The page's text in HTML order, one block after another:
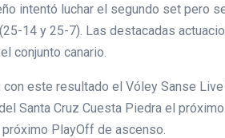
intentó luchar el segundo set pero
14 y 25-7). Las destacadas
conjunto canario.
con este resultado el Vóley Sanse
Santa Cruz Cuesta Piedra el
PlayOff de ascenso.